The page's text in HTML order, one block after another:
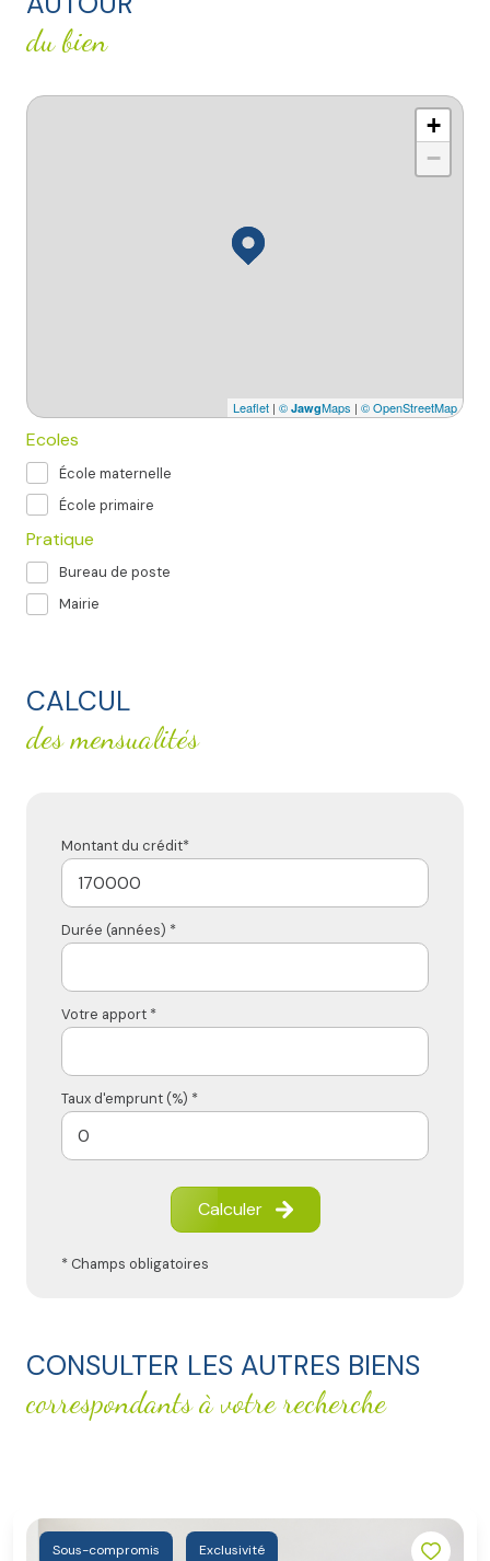
du bien
+
−
Leaflet | © JawgMaps | © OpenStreetMap
Ecoles
École maternelle
École primaire
Pratique
Bureau de poste
Mairie
CALCUL
des mensualités
Montant du crédit*
Durée (années) *
Votre apport *
Taux d'emprunt (%) *
Calculer
* Champs obligatoires
CONSULTER LES AUTRES BIENS
correspondants à votre recherche
Sous-compromis Exclusivité